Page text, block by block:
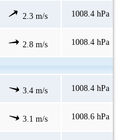
2.3 m/s 1008.4 hPa
2.8 m/s 1008.4 hPa
3.4 m/s 1008.4 hPa
3.1 m/s 1008.6 hPa